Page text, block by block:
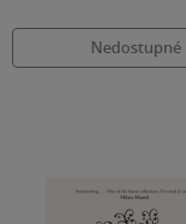
Nedostupné